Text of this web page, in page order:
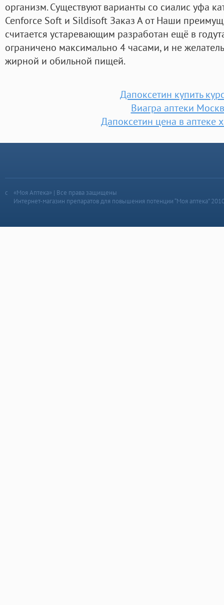
организм. Существуют варианты со сиалис уфа
Cenforce Soft и Sildisoft Заказ А от Наши
считается устаревающим разработан ещё в
ограничено максимально 4 часами, и не
жирной и обильной пищей.
Дапоксетин купить
Виагра аптеки
Дапоксетин цена в аптеке
«Моя Аптека» | Все права защищены
Интернет-магазин препаратов для повышения потенции “Моя аптека”